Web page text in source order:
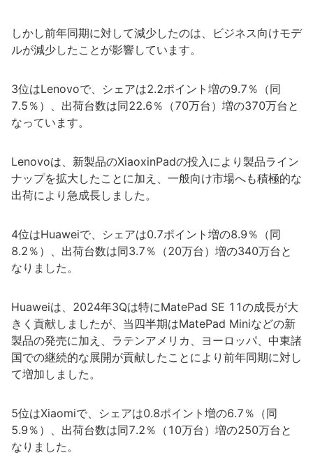
しかし前年同期に対して減少したのは、ビジネス向けモデ
ルが減少したことが影響しています。
3位はLenovoで、シェアは2.2ポイント増の9.7％（同
7.5％）、出荷台数は同22.6％（70万台）増の370万台と
なっています。
Lenovoは、新製品のXiaoxinPadの投入により製品ライン
ナップを拡大したことに加え、一般向け市場へも積極的な
出荷により急成長しました。
4位はHuaweiで、シェアは0.7ポイント増の8.9％（同
8.2％）、出荷台数は同3.7％（20万台）増の340万台と
なりました。
Huaweiは、2024年3Qは特にMatePad SE 11の成長が大
きく貢献しましたが、当四半期はMatePad Miniなどの新
製品の発売に加え、ラテンアメリカ、ヨーロッパ、中東諸
国での継続的な展開が貢献したことにより前年同期に対し
て増加しました。
5位はXiaomiで、シェアは0.8ポイント増の6.7％（同
5.9％）、出荷台数は同7.2％（10万台）増の250万台と
なりました。